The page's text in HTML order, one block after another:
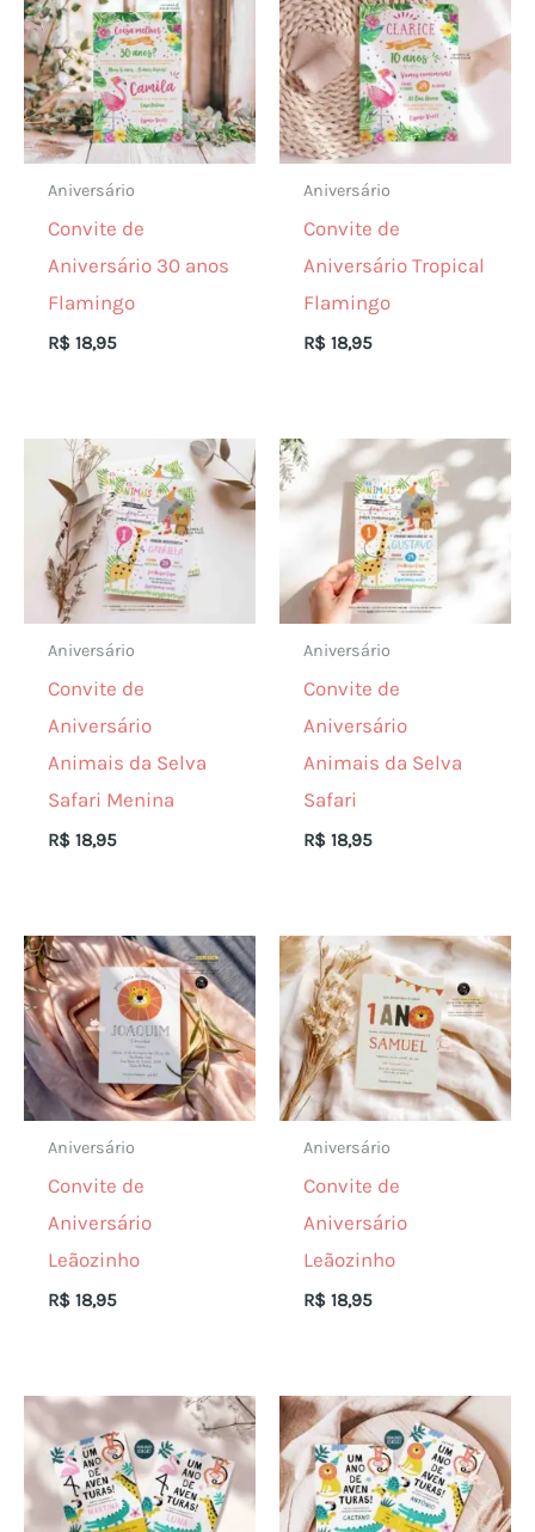
Aniversário
Convite de
Aniversário 30 anos
Flamingo
R$ 18,95
Aniversário
Convite de
Aniversário Tropical
Flamingo
R$ 18,95
Aniversário
Convite de
Aniversário
Animais da Selva
Safari Menina
R$ 18,95
Aniversário
Convite de
Aniversário
Animais da Selva
Safari
R$ 18,95
Aniversário
Convite de
Aniversário
Leãozinho
R$ 18,95
Aniversário
Convite de
Aniversário
Leãozinho
R$ 18,95